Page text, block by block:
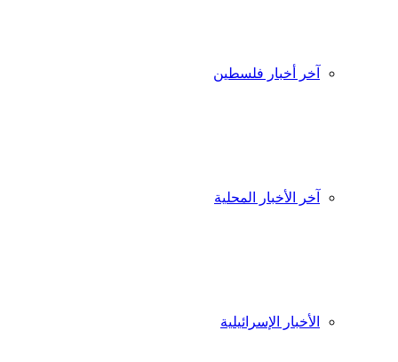
آخر أخبار فلسطين
آخر الأخبار المحلية
الأخبار الإسرائيلية